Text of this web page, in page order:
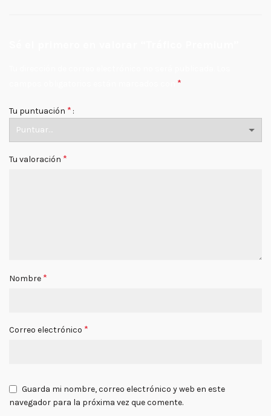
*
Tu puntuación *
Tu valoración *
Nombre *
Correo electrónico *
Guarda mi nombre, correo electrónico y web en este
navegador para la próxima vez que comente.